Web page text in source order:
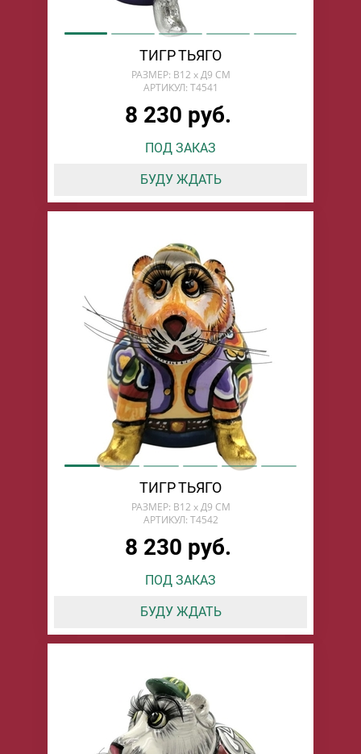
ТИГР ТЬЯГО
РАЗМЕР: В12 х Д9 СМ
АРТИКУЛ: T4541
8 230 руб.
ПОД ЗАКАЗ
БУДУ ЖДАТЬ
ТИГР ТЬЯГО
РАЗМЕР: В12 х Д9 СМ
АРТИКУЛ: T4542
8 230 руб.
ПОД ЗАКАЗ
БУДУ ЖДАТЬ